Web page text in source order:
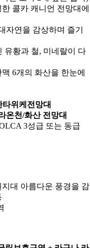
콜카 캐니언 전망대에
자연을 감상하며 즐기
유황과 철, 미네랄이 다
6개의 화산을 한눈에
위케전망대
온천/화산 전망대
3성급 또는 동급
대 아름다운 풍경을 감